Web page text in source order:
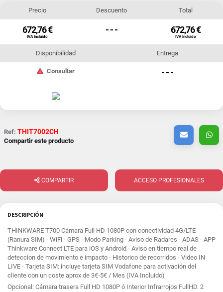
Precio
672,76 €
IVA Incluido
Descuento
- - -
Total
672,76 €
IVA Incluido
Disponibilidad
Consultar
Entrega
- - -
Ref: THIT7002CH
Compartir este producto
COMPARTIR ACCESO PROFESIONALES
DESCRIPCIÓN
THINKWARE T700 Cámara Full HD 1080P con conectividad 4G/LTE
(Ranura SIM) - WiFi - GPS - Modo Parking - Aviso de Radares - ADAS - APP
Thinkware Connect LTE para iOS y Android - Aviso en tiempo real de
deteccion de movimiento e impacto - Historico de recorridos - Video IN
LIVE - Tarjeta SIM: incluye tarjeta SIM Vodafone para activación del
cliente con un coste aprox de 3€-5€ / Mes (IVA Incluido)
Opcional: Cámara trasera Full HD 1080P ó Interior Infrarrojos FullHD. 2